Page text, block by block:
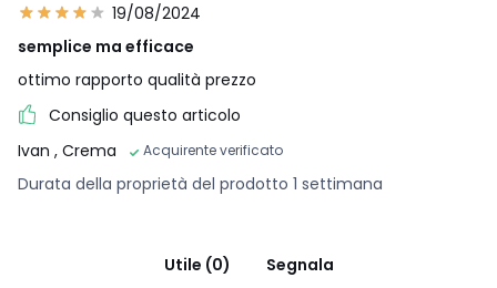
19/08/2024
semplice ma efficace
ottimo rapporto qualità prezzo
Consiglio questo articolo
Ivan , Crema Acquirente verificato
Durata della proprietà del prodotto 1 settimana
Utile (0)
Segnala